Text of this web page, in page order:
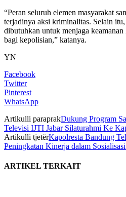
“Peran seluruh elemen masyarakat
terjadinya aksi kriminalitas. Selain
dibutuhkan untuk menjaga
bagi kepolisian,” katanya.
YN
Facebook
Twitter
Pinterest
WhatsApp
Artikulli paraprakDukung Program
Televisi IJTI Jabar Silaturahmi Ke
Artikulli tjetërKapolresta Bandung
Peningkatan Kinerja dalam
ARTIKEL TERKAIT